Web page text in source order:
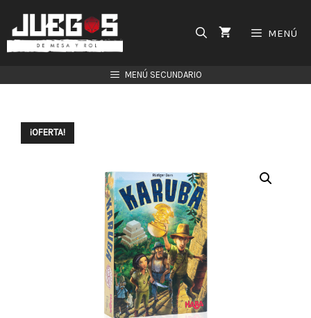
contenido
MENÚ
MENÚ SECUNDARIO
¡OFERTA!